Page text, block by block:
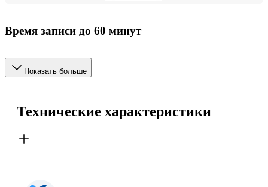
Время записи до 60 минут
Показать больше
Технические характеристики